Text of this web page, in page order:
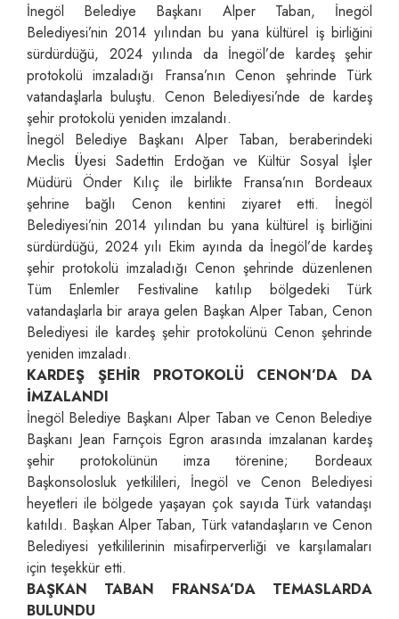
İnegöl Belediye Başkanı Alper Taban, İnegöl
Belediyesi’nin 2014 yılından bu yana kültürel iş birliğini
sürdürdüğü, 2024 yılında da İnegöl’de kardeş şehir
protokolü imzaladığı Fransa’nın Cenon şehrinde Türk
vatandaşlarla buluştu. Cenon Belediyesi’nde de kardeş
şehir protokolü yeniden imzalandı.
İnegöl Belediye Başkanı Alper Taban, beraberindeki
Meclis Üyesi Sadettin Erdoğan ve Kültür Sosyal İşler
Müdürü Önder Kılıç ile birlikte Fransa’nın Bordeaux
şehrine bağlı Cenon kentini ziyaret etti. İnegöl
Belediyesi’nin 2014 yılından bu yana kültürel iş birliğini
sürdürdüğü, 2024 yılı Ekim ayında da İnegöl’de kardeş
şehir protokolü imzaladığı Cenon şehrinde düzenlenen
Tüm Enlemler Festivaline katılıp bölgedeki Türk
vatandaşlarla bir araya gelen Başkan Alper Taban, Cenon
Belediyesi ile kardeş şehir protokolünü Cenon şehrinde
yeniden imzaladı.
KARDEŞ ŞEHİR PROTOKOLÜ CENON’DA DA
İMZALANDI
İnegöl Belediye Başkanı Alper Taban ve Cenon Belediye
Başkanı Jean Farnçois Egron arasında imzalanan kardeş
şehir protokolünün imza törenine; Bordeaux
Başkonsolosluk yetkilileri, İnegöl ve Cenon Belediyesi
heyetleri ile bölgede yaşayan çok sayıda Türk vatandaşı
katıldı. Başkan Alper Taban, Türk vatandaşların ve Cenon
Belediyesi yetkililerinin misafirperverliği ve karşılamaları
için teşekkür etti.
BAŞKAN TABAN FRANSA’DA TEMASLARDA
BULUNDU